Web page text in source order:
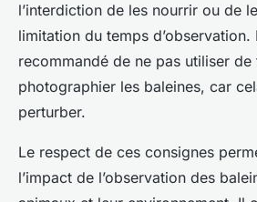
l’interdiction de les nourrir ou de
limitation du temps d’observation.
recommandé de ne pas utiliser
photographier les baleines, car
perturber.
Le respect de ces consignes
l’impact de l’observation des